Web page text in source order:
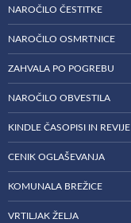
NAROČILO ČESTITKE
NAROČILO OSMRTNICE
ZAHVALA PO POGREBU
NAROČILO OBVESTILA
KINDLE ČASOPISI IN REVIJE
CENIK OGLAŠEVANJA
KOMUNALA BREŽICE
VRTILJAK ŽELJA